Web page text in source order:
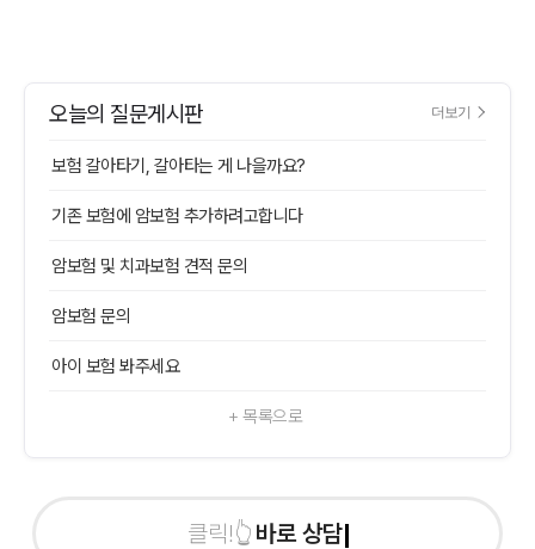
오늘의 질문게시판 더보기
보험 갈아타기, 갈아타는 게 나을까요?
기존 보험에 암보험 추가하려고합니다
암보험 및 치과보험 견적 문의
암보험 문의
아이 보험 봐주세요
+ 목록으로
바로 상담신청